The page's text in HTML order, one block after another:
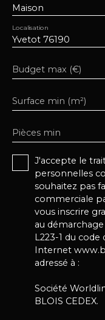
Maison
Yvetot 76190
Localisation
Budget max (€)
Surface min (m²)
Pièces min
J'accepte le
personnelles
souhaitez pas
commerciale
vous inscrire
au
L223-1 du
Internet
adressé à :
Société
BLOIS CEDEX.